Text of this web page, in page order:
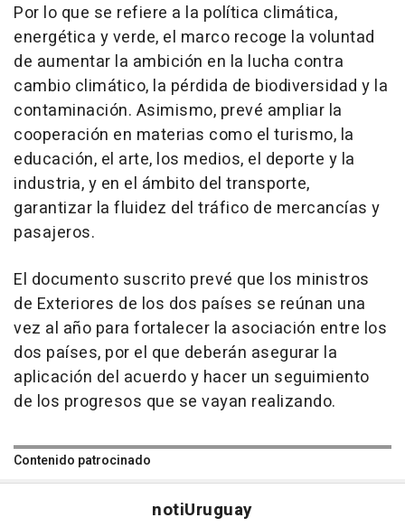
Por lo que se refiere a la política climática,
energética y verde, el marco recoge la voluntad
de aumentar la ambición en la lucha contra
cambio climático, la pérdida de biodiversidad y la
contaminación. Asimismo, prevé ampliar la
cooperación en materias como el turismo, la
educación, el arte, los medios, el deporte y la
industria, y en el ámbito del transporte,
garantizar la fluidez del tráfico de mercancías y
pasajeros.
El documento suscrito prevé que los ministros
de Exteriores de los dos países se reúnan una
vez al año para fortalecer la asociación entre los
dos países, por el que deberán asegurar la
aplicación del acuerdo y hacer un seguimiento
de los progresos que se vayan realizando.
Contenido patrocinado
notiUruguay